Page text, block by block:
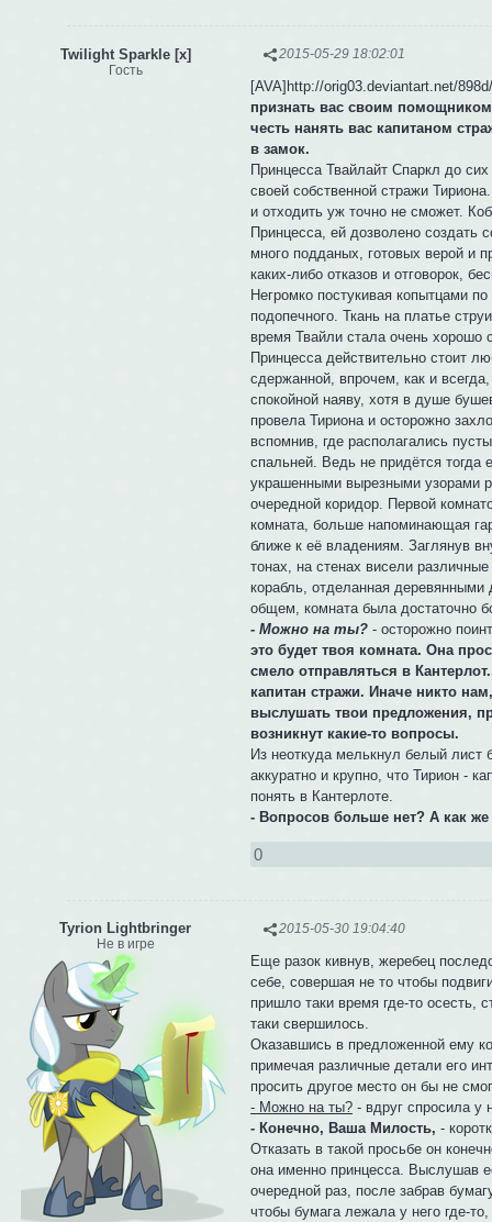
2015-05-29 18:02:01
Twilight Sparkle [x]
Гость
[AVA]http://orig03.deviantart.net/
признать вас своим
честь нанять вас капитаном
в замок.
Принцесса Твайлайт Спаркл до
своей собственной стражи
и отходить уж точно не сможет.
Принцесса, ей дозволено создать
много подданых, готовых верой и
каких-либо отказов и отговорок,
Негромко постукивая копытцами
подопечного. Ткань на платье
время Твайли стала очень хорошо
Принцесса действительно стоит
сдержанной, впрочем, как и
спокойной наяву, хотя в душе
провела Тириона и осторожно
вспомнив, где располагались
спальней. Ведь не придётся тогда
украшенными вырезными узорами
очередной коридор. Первой
комната, больше напоминающая
ближе к её владениям. Заглянув
тонах, на стенах висели
корабль, отделанная
общем, комната была достаточно
- Можно на ты? - осторожно
это будет твоя комната. Она
смело отправляться в
капитан стражи. Иначе никто
выслушать твои предложения,
возникнут какие-то вопросы.
Из неоткуда мелькнул белый
аккуратно и крупно, что Тирион -
понять в Кантерлоте.
- Вопросов больше нет? А как
0
2015-05-30 19:04:40
Tyrion Lightbringer
Не в игре
Еще разок кивнув, жеребец
себе, совершая не то чтобы
пришло таки время где-то осесть,
таки свершилось.
Оказавшись в предложенной ему
примечая различные детали его
просить другое место он бы не
- Можно на ты? - вдруг спросила у
- Конечно, Ваша Милость, -
Отказать в такой просьбе он
она именно принцесса. Выслушав
очередной раз, после забрав
чтобы бумага лежала у него где-